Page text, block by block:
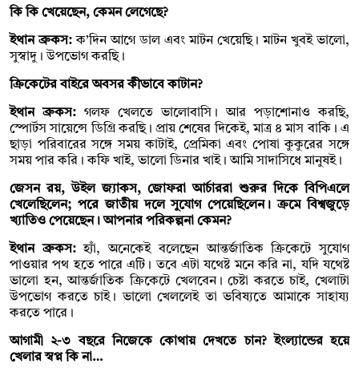
কি কি খেয়েছেন, কেমন লেগেছে?
ইথান ব্রুকস:ক’দিন আগে ডাল এবং মাটন খেয়েছি। মাটন খুবই ভালো,
সুস্বাদু। উপভোগ করছি।
ক্রিকেটের বাইরে অবসর কীভাবে কাটান?
ইথান ব্রুকস: গলফ খেলতে ভালোবাসি। আর পড়াশোনাও করছি,
স্পোর্টস সায়েন্সে ডিগ্রি করছি। প্রায় শেষের দিকেই, মাত্র ৪ মাস বাকি। এ
ছাড়া পরিবারের সঙ্গে সময় কাটাই, প্রেমিকা এবং পোষা কুকুরের সঙ্গে
সময় পার করি। কফি খাই, ভালো ডিনার খাই। আমি সাদাসিধে মানুষই।
জেসন রয়, উইল জ্যাকস, জোফরা আর্চাররা শুরুর দিকে বিপিএলে
খেলেছিলেন; পরে জাতীয় দলে সুযোগ পেয়েছিলেন। ক্রমে বিশ্বজুড়ে
খ্যাতিও পেয়েছেন। আপনার পরিকল্পনা কেমন?
ইথান ব্রুকস:হ্যাঁ, অনেকেই বলেছেন আন্তর্জাতিক ক্রিকেটে সুযোগ
পাওয়ার পথ হতে পারে এটি। তবে এটা যথেষ্ট মনে করি না, যদি যথেষ্ট
ভালো হন, আন্তর্জাতিক ক্রিকেটে খেলবেন। চেষ্টা করতে চাই, খেলাটা
উপভোগ করতে চাই। ভালো খেললেই তা ভবিষ্যতে আমাকে সাহায্য
করতে পারে।
আগামী ২-৩ বছরে নিজেকে কোথায় দেখতে চান? ইংল্যান্ডের হয়ে
খেলার স্বপ্ন কি না…